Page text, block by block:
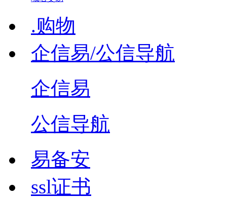
.购物
企信易/公信导航
企信易
公信导航
易备安
ssl证书